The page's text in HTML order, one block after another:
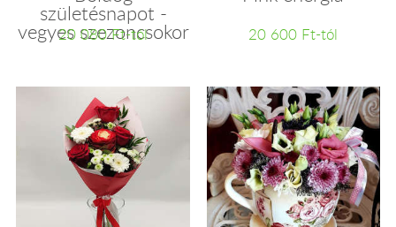
születésnapot -
vegyes szezoncsokor
20 080 Ft-tól 20 600 Ft-tól